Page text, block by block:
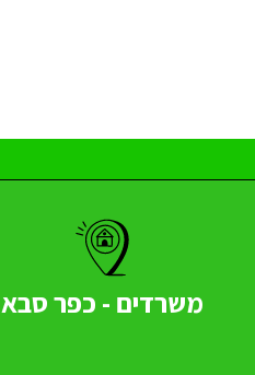
משרדים - כפר סבא